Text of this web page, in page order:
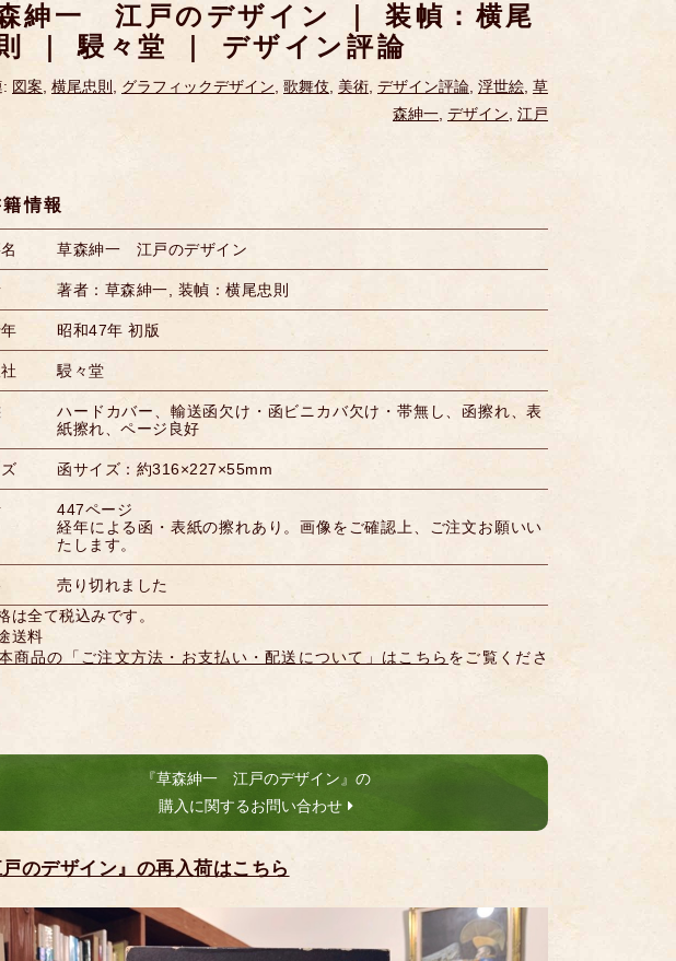
紳一 江戸のデザイン ｜ 装幀：横尾
｜ 駸々堂 ｜ デザイン評論
: 図案, 横尾忠則 , グラフィックデザイン, 歌舞伎, 美術, デザイン評論, 浮世絵, 草
森紳一, デザイン, 江戸
情報
草森紳一 江戸のデザイン
著者：草森紳一, 装幀：横尾忠則
昭和47年 初版
駸々堂
ハードカバー、輸送函欠け・函ビニカバ欠け・帯無し、函擦れ、表
紙擦れ、ページ良好
函サイズ：約316×227×55mm
447ページ
経年による函・表紙の擦れあり。画像をご確認上、ご注文お願いい
たします。
売り切れました
は全て税込みです。
送料
商品の「ご注文方法・お支払い・配送について」はこちら をご覧くださ
『草森紳一 江戸のデザイン』の
購入に関するお問い合わせ
戸のデザイン』の再入荷はこちら